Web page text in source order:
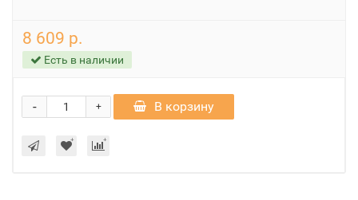
8 609 р.
Есть в наличии
+
- В корзину